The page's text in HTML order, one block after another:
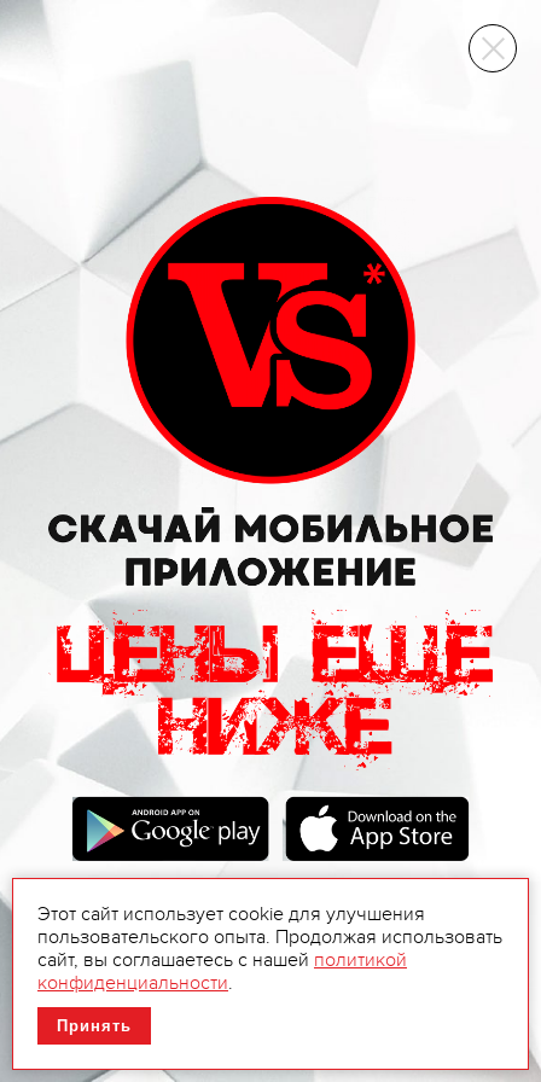
ВИННЫЙ СКЛАД
Этот сайт использует cookie для улучшения
пользовательского опыта. Продолжая использовать
сайт, вы соглашаетесь с нашей политикой
конфиденциальности.
Принять